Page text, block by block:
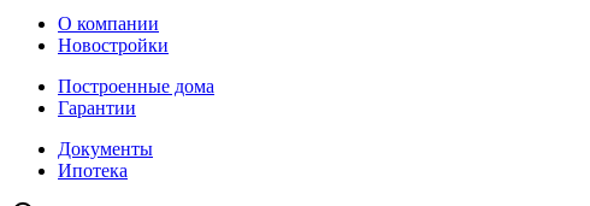
О компании
Новостройки
Построенные дома
Гарантии
Документы
Ипотека